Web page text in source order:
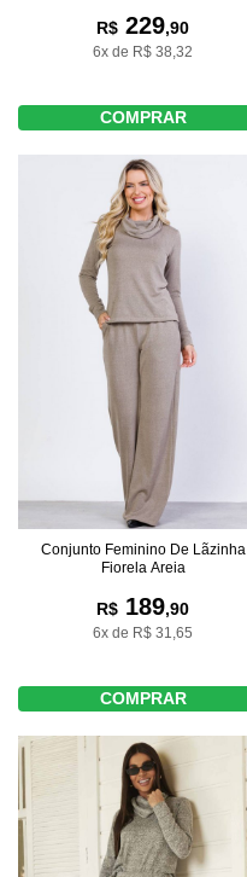
R$ 229,90
6x de R$ 38,32
COMPRAR
Conjunto Feminino De Lãzinha
Fiorela Areia
R$ 189,90
6x de R$ 31,65
COMPRAR